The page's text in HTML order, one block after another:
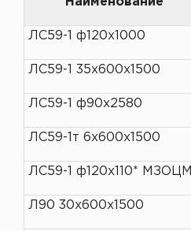
ЛС59-1 ф120х1000
ЛС59-1 35х600х1500
ЛС59-1 ф90х2580
ЛС59-1т 6х600х1500
ЛС59-1 ф120х110* МЗОЦМ
Л90 30х600х1500